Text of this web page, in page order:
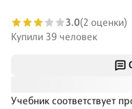
Учебник соответствует
3.0(2 оценки)
Купили 39 человек